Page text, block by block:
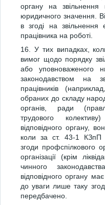
органу на
юридичного значення.
в згоді на
працівника на роботі.
16. У тих випадках,
вимог щодо порядку
або уповноваженого
законодавством на
працівників
обраних до складу
органів, ради
трудового
відповідного органу,
коли за ст. 43-1 КЗпП
згоди профспілкового
організації (крім
чинного
відповідного органу
до уваги лише таку
передбачено.